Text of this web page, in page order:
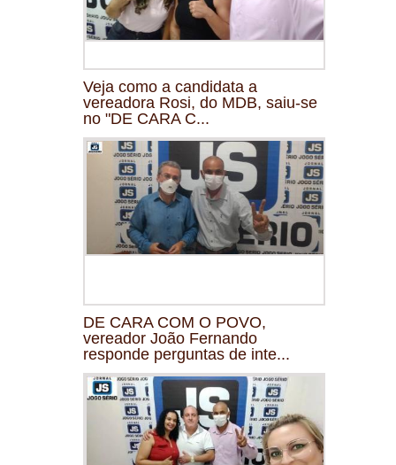
Veja como a candidata a
vereadora Rosi, do MDB, saiu-se
no "DE CARA C...
DE CARA COM O POVO,
vereador João Fernando
responde perguntas de inte...